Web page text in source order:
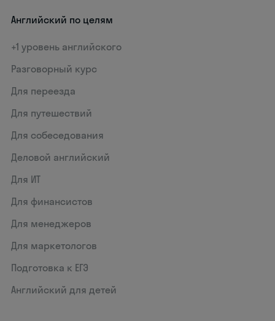
Английский по целям
+1 уровень английского
Разговорный курс
Для переезда
Для путешествий
Для собеседования
Деловой английский
Для ИТ
Для финансистов
Для менеджеров
Для маркетологов
Подготовка к ЕГЭ
Английский для детей